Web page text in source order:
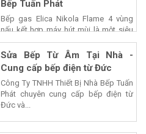
Bếp Tuấn Phát
Bếp gas Elica Nikola Flame 4 vùng
nấu kết hợp máy hút mùi là một siêu
phẩm của...
Sửa Bếp Từ Âm Tại Nhà -
Cung cấp bếp điện từ Đức
Công Ty TNHH Thiết Bị Nhà Bếp Tuấn
Phát chuyên cung cấp bếp điện từ
Đức và...